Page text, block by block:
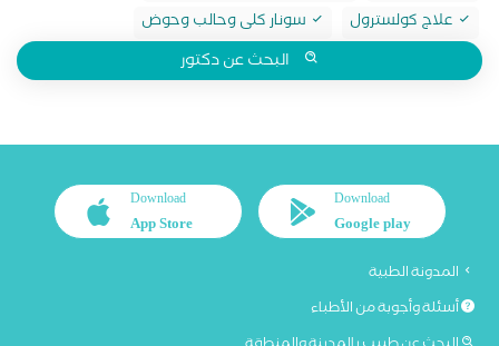
علاج كولسترول
سونار كلى وحالب وحوض
البحث عن دكتور
Download
Google play
Download
App Store
المدونة الطبية
أسئلة وأجوبة من الأطباء